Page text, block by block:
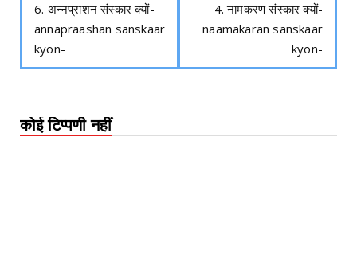
6. अन्नप्राशन संस्कार क्यों-
annapraashan sanskaar
kyon-
4. नामकरण संस्कार क्यों-
naamakaran sanskaar
kyon-
कोई टिप्पणी नहीं